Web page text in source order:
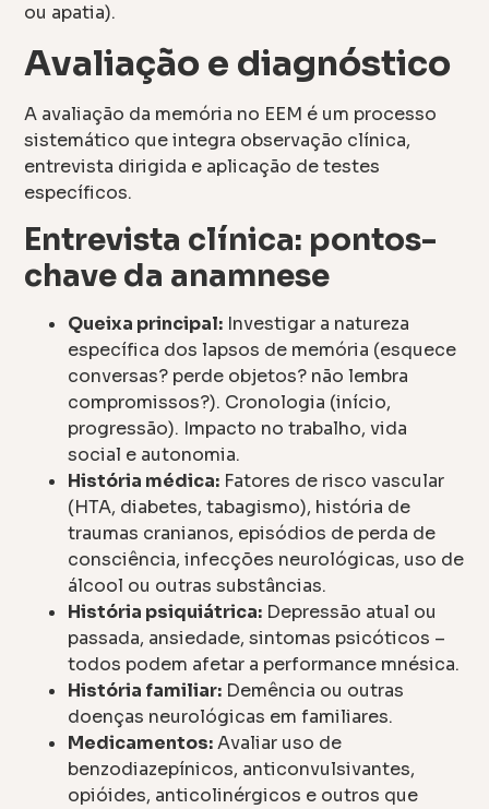
ou apatia).
Avaliação e diagnóstico
A avaliação da memória no EEM é um processo
sistemático que integra observação clínica,
entrevista dirigida e aplicação de testes
específicos.
Entrevista clínica: pontos-
chave da anamnese
Queixa principal: Investigar a natureza
específica dos lapsos de memória (esquece
conversas? perde objetos? não lembra
compromissos?). Cronologia (início,
progressão). Impacto no trabalho, vida
social e autonomia.
História médica: Fatores de risco vascular
(HTA, diabetes, tabagismo), história de
traumas cranianos, episódios de perda de
consciência, infecções neurológicas, uso de
álcool ou outras substâncias.
História psiquiátrica: Depressão atual ou
passada, ansiedade, sintomas psicóticos –
todos podem afetar a performance mnésica.
História familiar: Demência ou outras
doenças neurológicas em familiares.
Medicamentos:Avaliar uso de
benzodiazepínicos, anticonvulsivantes,
opióides, anticolinérgicos e outros que